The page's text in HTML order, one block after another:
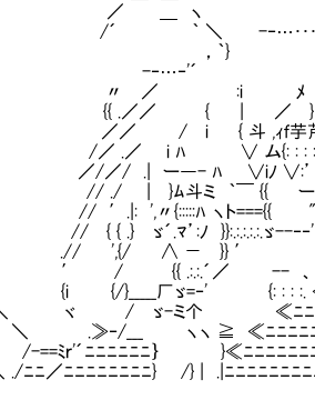
ヽ
-‐…･･･‐-
} ‘
:i ﾒ ',. }.
{ | ／ } ', } ＼ う
i { 斗 ,ｨｆ芋芹
ﾊ ∨ ム{: : : :ぅ }.厂 ／ 今
ー―- ﾊ ∨iﾉ ∨:’ :ｿ
ﾑ斗ミ ｀￣ {{ ー /／
{:::::ﾊ ヽト==={{ "＾
´.ﾏ’:ﾉ }}:.:.:.:.:.ゞ--
',{/ ∧ － }} ′
/ {{ .:.:.´／ --
}_____厂ゞ=‐' {: : : :. ≪
ヾ / ゞ-ミ个 ≪ﾆﾆﾆﾆ
.≫‐/___ ヽヽ ≧ ≪ﾆﾆﾆﾆﾆﾆ
ﾐｒ'´ﾆﾆﾆﾆﾆﾆ｝ }≪ﾆﾆﾆﾆﾆﾆﾆﾆ
ﾆ／ﾆﾆﾆﾆﾆﾆﾆﾆ} /} | .|ﾆﾆﾆﾆﾆﾆﾆﾆ